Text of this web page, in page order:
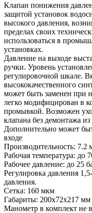
Клапан понижения
защитой установок
высокого давления,
пределах своих
использоваться в
установках.
Давление на выходе
ручки. Уровень
регулировочной шкале.
высококачественного
может быть заменен при
легко модифицирован в
промывкой. Возможен
клапана без демонтажа
Дополнительно может
входе
Производительность: 7.2
Рабочая температура: до
Рабочее давление: до 25
Регулировка давления
давления.
Сетка: 160 мкм
Габариты: 200х72х217
Манометр в комплект не